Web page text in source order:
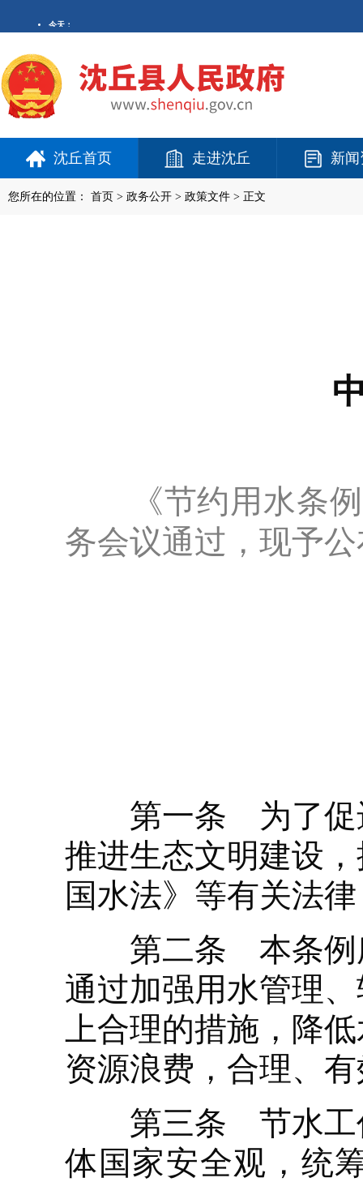
沈丘首页 走进沈丘 新
您所在的位置： 首页 > 政务公开 > 政策文件 > 正文
中
《节约用水条例
务会议通过，现予
第一条 为了促进
推进生态文明建设
国水法》等有关法
第二条 本条例所
通过加强用水管理
上合理的措施，降
资源浪费，合理、
第三条 节水工作
体国家安全观，统